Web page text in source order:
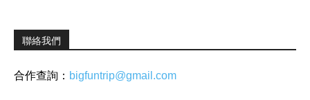
聯絡我們
合作查詢： bigfuntrip@gmail.com